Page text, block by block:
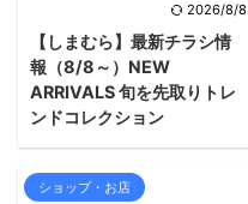
2026/8/8
【しまむら】最新チラシ情
報（8/8～）NEW
ARRIVALS 旬を先取りトレ
ンドコレクション
ショップ・お店